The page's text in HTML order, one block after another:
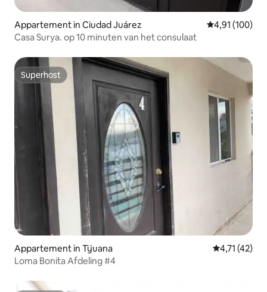
Appartement in Ciudad Juárez Gemiddelde
4,91 (100)
Casa Surya. op 10 minuten van het consulaat
Superhost
Superhost
Appartement in Tijuana Gemiddelde
4,71 (42)
Loma Bonita Afdeling #4